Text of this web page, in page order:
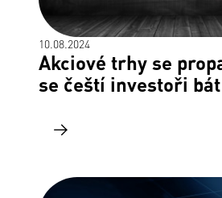
10.08.2024
Akciové trhy se
se čeští investoři